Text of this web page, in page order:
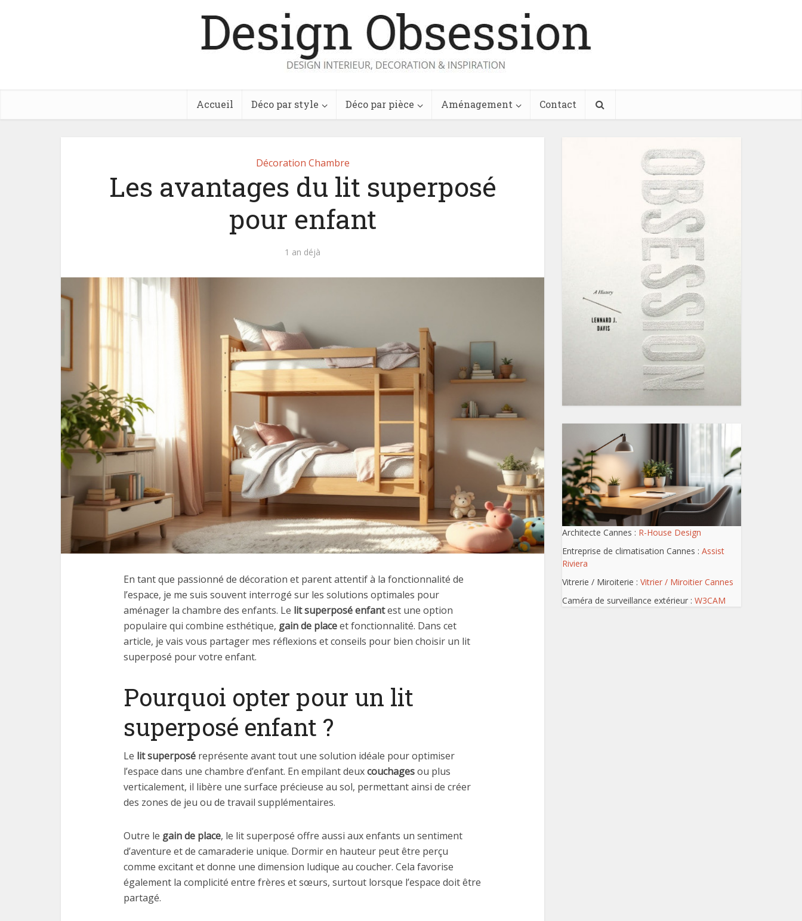
Accueil Déco par style Déco par pièce Aménagement Contact
Décoration Chambre
Les avantages du lit superposé
pour enfant
1 an déjà
En tant que passionné de décoration et parent attentif à la fonctionnalité de
l’espace, je me suis souvent interrogé sur les solutions optimales pour
aménager la chambre des enfants. Le lit superposé enfantest une option
populaire qui combine esthétique, gain de placeet fonctionnalité. Dans cet
article, je vais vous partager mes réflexions et conseils pour bien choisir un lit
superposé pour votre enfant.
Pourquoi opter pour un lit
superposé enfant ?
Le lit superposé représente avant tout une solution idéale pour optimiser
l’espace dans une chambre d’enfant. En empilant deuxcouchagesou plus
verticalement, il libère une surface précieuse au sol, permettant ainsi de créer
des zones de jeu ou de travail supplémentaires.
Outre le gain de place, le lit superposé offre aussi aux enfants un sentiment
d’aventure et de camaraderie unique. Dormir en hauteur peut être perçu
comme excitant et donne une dimension ludique au coucher. Cela favorise
également la complicité entre frères et sœurs, surtout lorsque l’espace doit être
partagé.
Architecte Cannes : R-House Design
Entreprise de climatisation Cannes : Assist
Riviera
Vitrerie / Miroiterie : Vitrier / Miroitier Cannes
Caméra de surveillance extérieur : W3CAM